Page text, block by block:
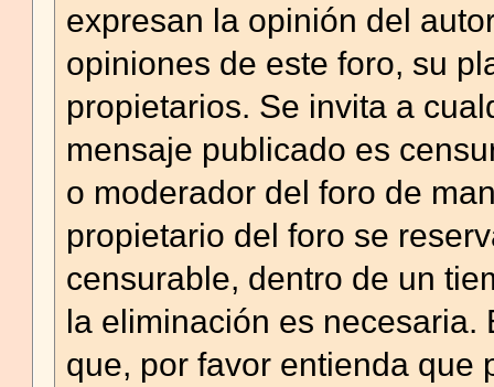
expresan la opinión del
opiniones de este foro, su
propietarios. Se invita a
mensaje publicado es
o moderador del foro de
propietario del foro se
censurable, dentro de un
la eliminación es
que, por favor entienda que